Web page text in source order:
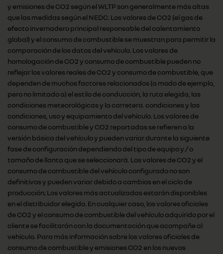
y emisiones de CO2 según el WLTP son generalmente más altas
que las medidas según el NEDC. Los valores de CO2 (el gas de
efecto invernadero principal responsable del calentamiento
global) y el consumo de combustible se muestran para permitir la
comparación de los datos del vehículo. Los valores de
homologación de CO2 y consumo de combustible pueden no
reflejar los valores reales de CO2 y consumo de combustible, que
dependen de muchos factores relacionados (a modo de ejemplo,
pero no limitado a) el estilo de conducción, la ruta elegida, las
condiciones meteorológicas y la carretera. condiciones y las
condiciones, uso y equipamiento del vehículo. Los valores de
consumo de combustible y CO2 reportadas se refieren a la
versión básica del vehículo y pueden variar durante la siguiente
fase de configuración dependiendo del tipo de equipo y / o
tamaño de llanta que se seleccionará. Los valores de CO2 y el
consumo de combustible del vehículo configurado no son
definitivos y pueden variar debido a cambios en el ciclo de
producción; Los valores más actualizadas estarán disponibles
en el distribuidor elegido. En cualquier caso, los valores oficiales
de CO2 y el consumo de combustible del vehículo adquirido por el
cliente se facilitarán con la documentación que acompañe al
vehículo. Para más información sobre los valores oficiales de
consumo de combustible y emisiones CO2 en los nuevos